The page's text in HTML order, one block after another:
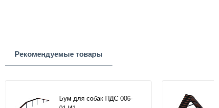
Рекомендуемые товары
Бум для собак ПДС 006-